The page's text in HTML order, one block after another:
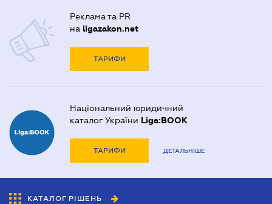
Реклама та PR
на ligazakon.net
ТАРИФИ
Національний юридичний
каталог України Liga:BOOK
ТАРИФИ ДЕТАЛЬНІШЕ
КАТАЛОГ РІШЕНЬ